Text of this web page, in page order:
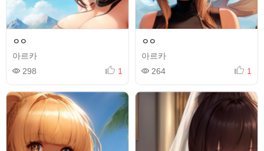
ㅇㅇ
아르카
298
1
ㅇㅇ
아르카
264
1